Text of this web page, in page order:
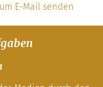
E-Mail senden